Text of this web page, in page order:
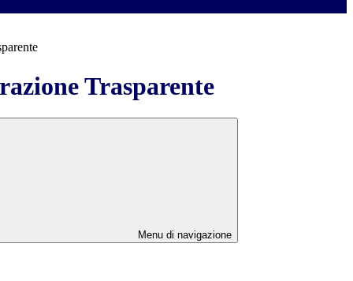
Trasparente
Menu di navigazione